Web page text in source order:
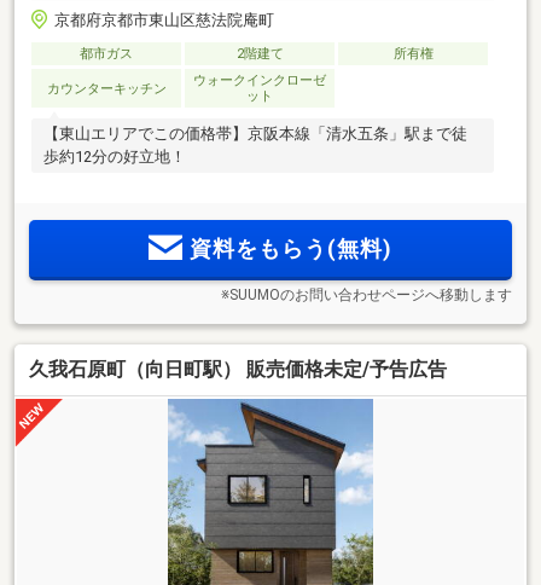
京都府京都市東山区慈法院庵町
都市ガス 2階建て 所有権
カウンターキッチン
ウォークインクローゼ
ット
【東山エリアでこの価格帯】京阪本線「清水五条」駅まで徒
歩約12分の好立地！
資料をもらう(無料)
※SUUMOのお問い合わせページへ移動します
久我石原町（向日町駅） 販売価格未定/予告広告